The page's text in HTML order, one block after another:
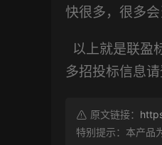
快很多，很多
以上就是联盈
多招投标信息请
原文链接：
特别提示：本产品